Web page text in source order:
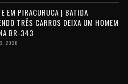
EM PIRACURUCA | BATIDA
TRÊS CARROS DEIXA UM HOMEM
BR-343
2026